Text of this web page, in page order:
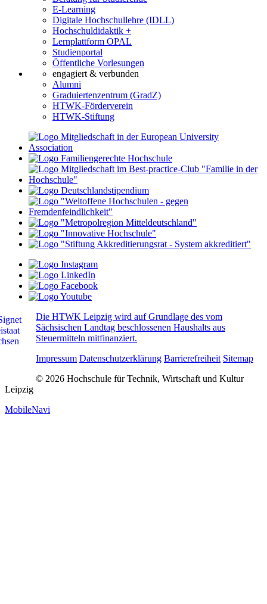
E-Learning
Digitale Hochschullehre (IDLL)
Hochschuldidaktik +
Lernplattform OPAL
Studienportal
Öffentliche Vorlesungen
engagiert & verbunden
Alumni
Graduiertenzentrum (GradZ)
HTWK-Förderverein
HTWK-Stiftung
Die HTWK Leipzig wird auf Grundlage des vom
Sächsischen Landtag beschlossenen Haushalts aus
Steuermitteln mitfinanziert.
Impressum Datenschutzerklärung Barrierefreiheit Sitemap
© 2026 Hochschule für Technik, Wirtschaft und Kultur
Leipzig
MobileNavi